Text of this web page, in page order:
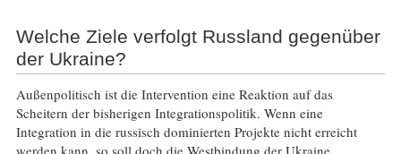
Welche Ziele verfolgt Russland gegenüber
der Ukraine?
Außenpolitisch ist die Intervention eine Reaktion auf das
Scheitern der bisherigen Integrationspolitik. Wenn eine
Integration in die russisch dominierten Projekte nicht erreicht